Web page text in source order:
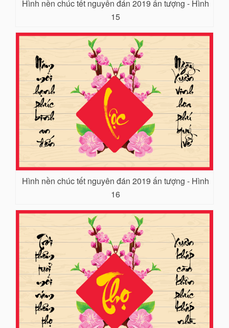
Hình nền chúc tết nguyên đán 2019 ấn tượng - Hình
15
Hình nền chúc tết nguyên đán 2019 ấn tượng - Hình
16